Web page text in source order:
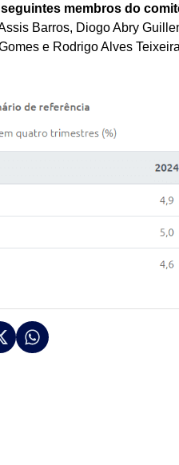
membros do
Barros, Diogo Abry
e Rodrigo Alves